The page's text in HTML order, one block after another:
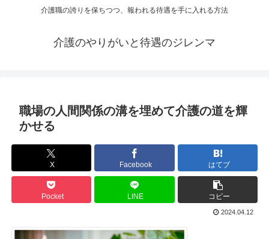
介護職の誇りを保ちつつ、報われる待遇を手に入れる方法
介護のやりがいと待遇のジレンマ
職場の人間関係の溝を埋めて介護の道を輝
かせる
X Facebook はてブ
Pocket LINE コピー
2024.04.12